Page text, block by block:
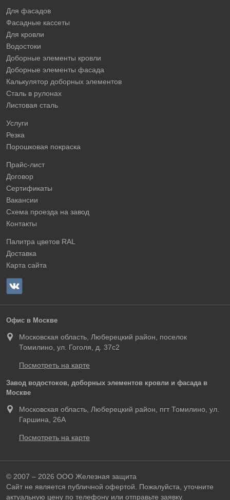
Для фасадов
Фасадные кассеты
Для кровли
Водостоки
Доборные элементы кровли
Доборные элементы фасада
Калькулятор доборных элементов
Сталь в рулонах
Листовая сталь
Услуги
Резка
Порошковая покраска
Прайс-лист
Договор
Сертификаты
Вакансии
Схема проезда на завод
Контакты
Палитра цветов RAL
Доставка
Карта сайта
Офис в Москве
Московская область, Люберецкий район, поселок
Томилино, ул. Гоголя, д. 37с2
Посмотреть на карте
Завод водостоков, доборных элементов кровли и фасада в
Москве
Московская область, Люберецкий район, пгт Томилино, ул.
Гаршина, 26А
Посмотреть на карте
© 2007 – 2026 ООО Железная защита
Сайт не является публичной офертой. Пожалуйста, уточните
актуальную цену по телефону или отправьте заявку.